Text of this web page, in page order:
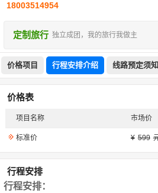
18003514954
定制旅行 独立成团，我的旅行我做主
价格项目 行程安排介绍 线路预定须知
价格表
项目名称 市场价
标准价 599
行程安排
行程安排：